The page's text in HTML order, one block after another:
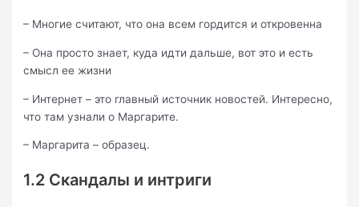
– Многие считают, что она всем гордится и откровенна
– Она просто знает, куда идти дальше, вот это и есть
смысл ее жизни
– Интернет – это главный источник новостей. Интересно,
что там узнали о Маргарите.
– Маргарита – образец.
1.2 Скандалы и интриги